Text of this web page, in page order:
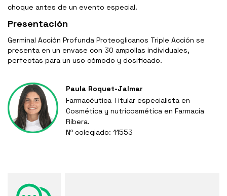
choque antes de un evento especial.
Presentación
Germinal Acción Profunda Proteoglicanos Triple Acción se
presenta en un envase con 30 ampollas individuales,
perfectas para un uso cómodo y dosificado.
Paula Roquet-Jalmar
Farmacéutica Titular especialista en
Cosmética y nutricosmética en Farmacia
Ribera.
Nº colegiado: 11553